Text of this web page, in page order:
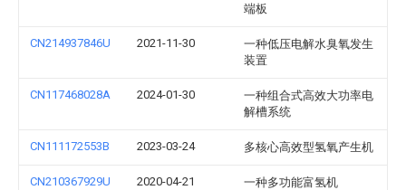
端板
CN214937846U 2021-11-30
一种低压电解水臭氧发生
装置
CN117468028A 2024-01-30
一种组合式高效大功率电
解槽系统
CN111172553B 2023-03-24 多核心高效型氢氧产生机
CN210367929U 2020-04-21 一种多功能富氢机